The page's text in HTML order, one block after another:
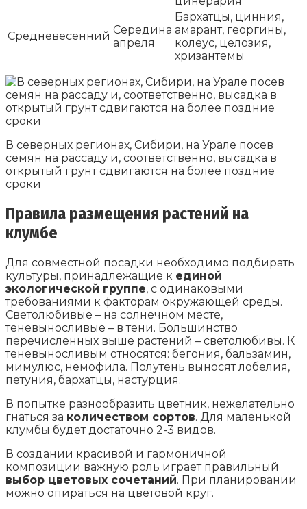
Средневесенний Середина
апреля
Бархатцы, цинния,
амарант, георгины,
колеус, целозия,
хризантемы
В северных регионах, Сибири, на Урале посев
семян на рассаду и, соответственно, высадка в
открытый грунт сдвигаются на более поздние
сроки
Правила размещения растений на
клумбе
Для совместной посадки необходимо подбирать
культуры, принадлежащие к единой
экологической группе, с одинаковыми
требованиями к факторам окружающей среды.
Светолюбивые – на солнечном месте,
теневыносливые – в тени. Большинство
перечисленных выше растений – светолюбивы. К
теневыносливым относятся: бегония, бальзамин,
мимулюс, немофила. Полутень выносят лобелия,
петуния, бархатцы, настурция.
В попытке разнообразить цветник, нежелательно
гнаться за количеством сортов. Для маленькой
клумбы будет достаточно 2-3 видов.
В создании красивой и гармоничной
композиции важную роль играет правильный
выбор цветовых сочетаний. При планировании
можно опираться на цветовой круг.